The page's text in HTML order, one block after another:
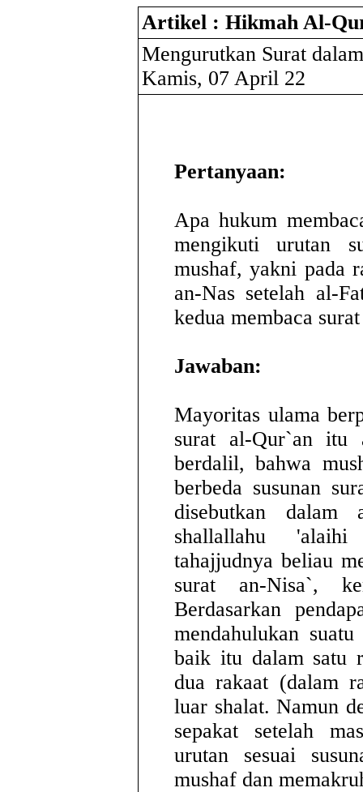
Artikel : Hikmah Al-
Mengurutkan Surat
Kamis, 07 April 22
Pertanyaan:
Apa hukum
mengikuti urutan
mushaf, yakni pada
an-Nas setelah al-
kedua membaca
Jawaban:
Mayoritas ulama
surat al-Qur`an itu
berdalil, bahwa
berbeda susunan
disebutkan dalam
shallallahu
tahajjudnya beliau
surat an-Nisa`,
Berdasarkan
mendahulukan
baik itu dalam satu
dua rakaat (dalam
luar shalat. Namun
sepakat setelah
urutan sesuai
mushaf dan